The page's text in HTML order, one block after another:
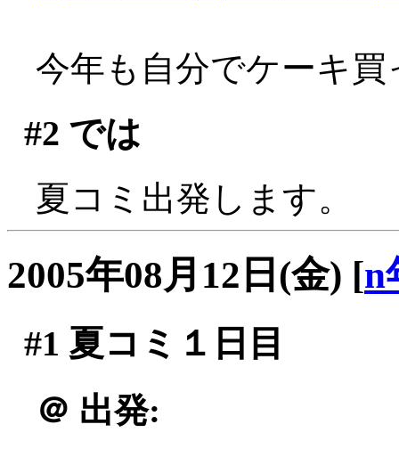
今年も自分でケーキ買
#2 では
夏コミ出発します。
2005年08月12日(金) [n
#1 夏コミ１日目
＠ 出発: